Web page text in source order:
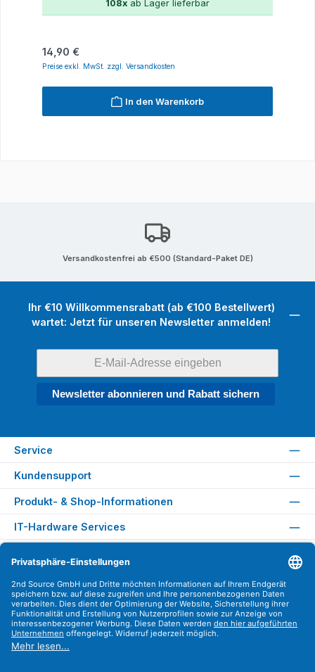
108x ab Lager lieferbar
Regulärer Preis:
14,90 €
Preise exkl. MwSt. zzgl. Versandkosten
In den Warenkorb
Versandkostenfrei ab €500 (Standard-Paket DE)
Ihr €10 Willkommensrabatt (ab €100 Bestellwert)
wartet: Jetzt für unseren Newsletter anmelden!
Newsletter abonnieren und Rabatt sichern
Service
Kundensupport
Produkt- & Shop-Informationen
IT-Hardware Services
Versandarten
Zahlungsarten
Sicher Einkaufen
Find us on